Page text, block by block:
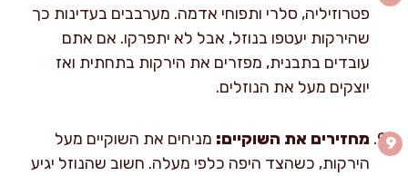
פטרוזיליה, סלרי ותפוחי אדמה. מערבבים בעדינות כך
שהירקות יעטפו בנוזל, אבל לא יתפרקו. אם אתם
עובדים בתבנית, מפזרים את הירקות בתחתית ואז
יוצקים מעל את הנוזלים.
מחזירים את השוקיים: מניחים את השוקיים מעל
הירקות, כשהצד היפה כלפי מעלה. חשוב שהנוזל יגיע